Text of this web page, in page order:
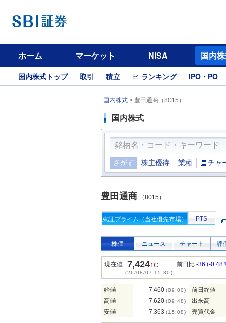
ホーム マーケット NISA 国内
国内株式トップ 取引 積立 ランキング IPO・PO
国内株式 > 豊田通商（8015）
国内株式
さがす 株主優待 業種 チャ
豊田通商 （8015）
東証プライム（当社優先市場） PTS
株価 ニュース チャート 評
現在値 7,424↑C
(26/08/07 15:30)
前日比 -36 (-0.48
始値 7,460 (09:00)
前日終値
高値
7,620 (09:48)
出来高
安値
7,363 (15:08) 売買代金